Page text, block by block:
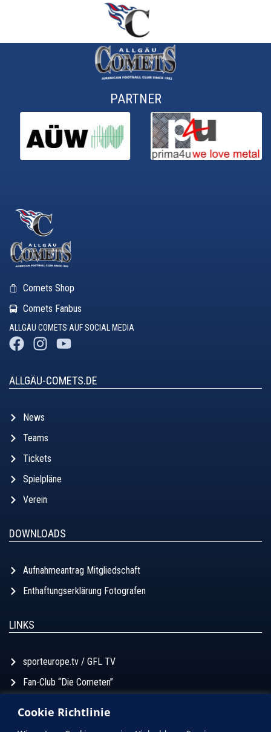
Cookie Richtlinie
PARTNER
Comets Shop
Comets Fanbus
ALLGÄU COMETS AUF SOCIAL MEDIA
ALLGÄU-COMETS.DE
News
Teams
Tickets
Spielpläne
Verein
DOWNLOADS
Aufnahmeantrag Mitgliedschaft
Enthaftungserklärung Fotografen
LINKS
sporteurope.tv / GFL TV
Fan-Club “Die Cometen”